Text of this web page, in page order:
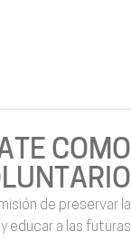
COMO
de preservar la
educar a las futuras